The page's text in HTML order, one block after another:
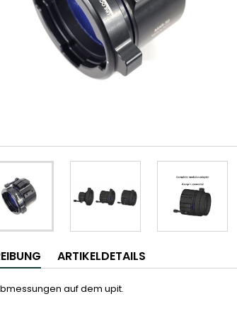
ARTIKELDETAILS
auf dem upit.